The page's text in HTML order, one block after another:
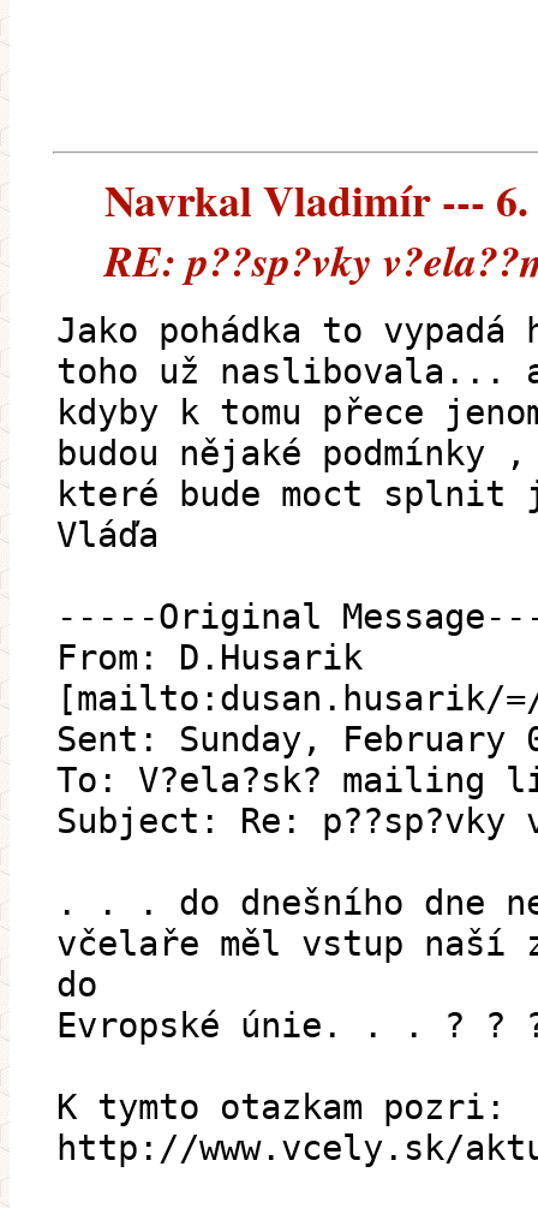
Navrkal Vladimír --- 6.
RE: p??sp?vky
Jako pohádka to
toho už naslibovala...
kdyby k tomu přece
budou nějaké podmínky ,
které bude moct
Vláďa
-----Original
From: D.Husarik
[mailto:dusan.husarik/
Sent: Sunday, February
To: V?ela?sk? mailing
Subject: Re: p??sp?vky
. . . do dnešního dne
včelaře měl vstup naší
do
Evropské únie. . . ? ?
K tymto otazkam pozri:
http://www.vcely.sk/